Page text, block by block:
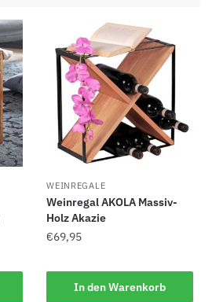
WEINREGALE
Weinregal AKOLA Massiv-
Holz Akazie
€69,95
In den Warenkorb